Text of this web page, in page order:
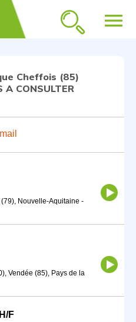
menu
Cheffois (85)
A CONSULTER
Nouvelle-Aquitaine -
Vendée (85), Pays de la
F